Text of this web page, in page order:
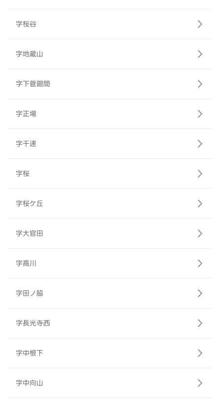
字桜谷
字地蔵山
字下菅廻間
字正場
字千速
字桜
字桜ケ丘
字大官田
字高川
字田ノ脇
字長光寺西
字中根下
字中向山